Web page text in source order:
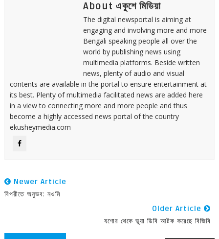
About একুশে মিডিয়া
The digital newsportal is aiming at
engaging and involving more and more
Bengali speaking people all over the
world by publishing news using
multimedia platforms. Beside written
news, plenty of audio and visual
contents are available in the portal to ensure entertainment at
its best. Plenty of multimedia facilitated news are added here
in a view to connecting more and more people and thus
become a highly accessed news portal of the country
ekusheymedia.com
Newer Article
বিপরীতে অনুভব: নওমি
Older Article
যশোর থেকে ভুয়া ডিবি আটক করেছে বিজিবি